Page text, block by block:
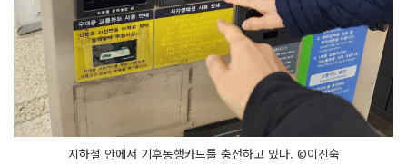
지하철 안에서 기후동행카드를 충전하고 있다. ©이진숙